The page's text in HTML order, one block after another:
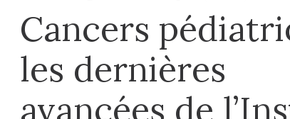
Cancers
les dernières
avancées de